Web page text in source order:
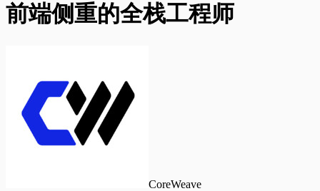
前端侧重的全栈工程师
CoreWeave